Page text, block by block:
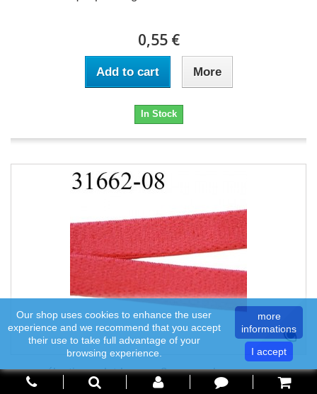
0,55 €
Add to cart More
In Stock
élastique plat largeur 8 mm couleur rose...
Our shop uses cookies to enhance the user
experience and we recommend that you accept
their use to take full advantage of your
browsing experience.
more
informations
I accept